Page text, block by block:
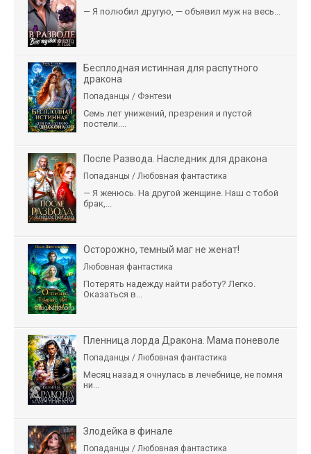
— Я полюбил другую, — объявил муж на весь...
Бесплодная истинная для распутного
дракона
Попаданцы / Фэнтези
Семь лет унижений, презрения и пустой
постели....
После Развода. Наследник для дракона
Попаданцы / Любовная фантастика
— Я женюсь. На другой женщине. Наш с тобой
брак,...
Осторожно, темный маг не женат!
Любовная фантастика
Потерять надежду найти работу? Легко.
Оказаться в...
Пленница лорда Дракона. Мама поневоле
Попаданцы / Любовная фантастика
Месяц назад я очнулась в лечебнице, не помня
ни...
Злодейка в финале
Попаданцы / Любовная фантастика